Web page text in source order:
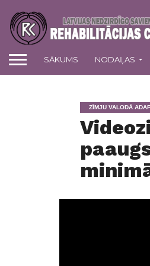
SĀKUMS NODAĻAS
ZĪMJU VALODĀ